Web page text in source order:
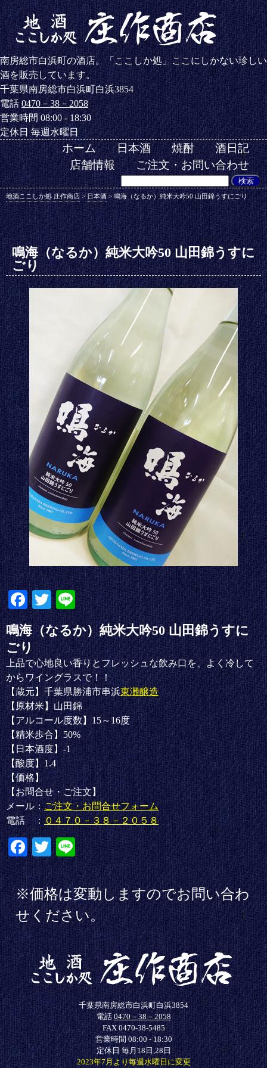
南房総市白浜町の酒店。「ここしか処」ここにしかない珍しい
酒を販売しています。
千葉県南房総市白浜町白浜3854
電話0470－38－2058
営業時間 08:00 - 18:30
定休日 毎週水曜日
ホーム 日本酒 焼酎
酒日記
店舗情報
ご注文・お問い合わせ
地酒ここしか処 庄作商店 > 日本酒 >鳴海（なるか）純米大吟50 山田錦うすにごり
鳴海（なるか）純米大吟50 山田錦うすに
ごり
Fa
ce
bo
ok
T
wi
tte
r
Li
ne
鳴海（なるか）純米大吟50 山田錦うすに
ごり
上品で心地良い香りとフレッシュな飲み口を、よく冷して
からワイングラスで！！
【蔵元】千葉県勝浦市串浜東灘醸造
【原材米】山田錦
【アルコール度数】15～16度
【精米歩合】50%
【日本酒度】-1
【酸度】1.4
【価格】
【お問合せ・ご注文】
メール： ご注文・お問合せフォーム
電話 ：０４７０－３８－２０５８
Fa
ce
bo
ok
T
wi
tte
r
Li
ne
※価格は変動しますのでお問い合わ
せください。
千葉県南房総市白浜町白浜3854
電話 0470－38－2058
FAX 0470-38-5485
営業時間 08:00 - 18:30
定休日 毎月18日,28日
2023年7月より毎週水曜日に変更